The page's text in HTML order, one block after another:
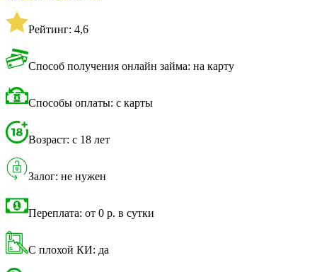
Рейтинг: 4,6
Способ получения онлайн займа: на карту
Способы оплаты: с карты
Возраст: с 18 лет
Залог: не нужен
Переплата: от 0 р. в сутки
С плохой КИ: да